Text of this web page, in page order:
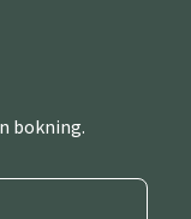
bokning.